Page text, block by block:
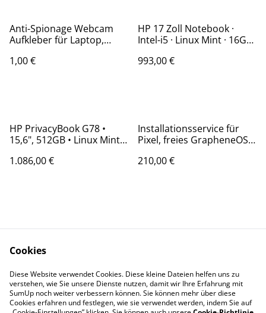
Anti-Spionage Webcam
Aufkleber für Laptop,
für Privatsphäre
1,00 €
HP 17 Zoll Notebook ·
Intel-i5 · Linux Mint · 16GB
Datenspeicher SSD
993,00 €
HP PrivacyBook G78 •
15,6", 512GB • Linux Mint,
1.086,00 €
Installationsservice für
Pixel, freies GrapheneOS,
210,00 €
Kontakt zu uns
Produkte
Rechtliches
Cookie-Richtlinie
Privatsphäre
Cookies
Diese Website verwendet Cookies. Diese kleine Dateien helfen uns zu
verstehen, wie Sie unsere Dienste nutzen, damit wir Ihre Erfahrung mit
SumUp noch weiter verbessern können. Sie können mehr über diese
Cookies erfahren und festlegen, wie sie verwendet werden, indem Sie auf